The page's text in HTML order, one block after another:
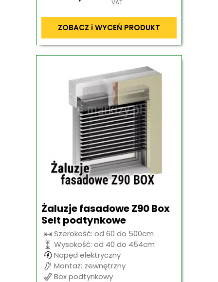
VAT
ZOBACZ i WYCEŃ PRODUKT
Żaluzje fasadowe Z90 Box
Selt podtynkowe
Szerokość: od 60 do 500cm
Wysokość: od 40 do 454cm
Napęd elektryczny
Montaż: zewnętrzny
Box podtynkowy